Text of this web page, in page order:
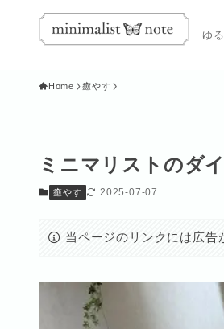
ゆ
Home 癒やす
ミニマリストのダ
癒やす 2025-07-07
当ページのリンクには広告